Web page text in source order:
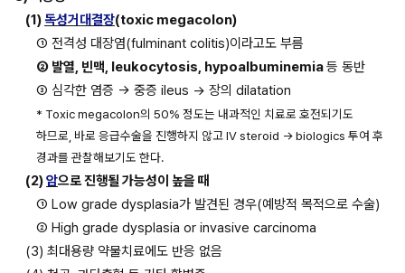
(1) 독성거대결장(toxic megacolon)
① 전격성 대장염(fulminant colitis)이라고도 부름
② 발열, 빈맥, leukocytosis, hypoalbuminemia 등 동반
③ 심각한 염증 → 중증 ileus → 장의 dilatation
* Toxic megacolon의 50% 정도는 내과적인 치료로 호전되기도
하므로, 바로 응급수술을 진행하지 않고 IV steroid → biologics 투여 후
경과를 관찰해보기도 한다.
(2) 암으로 진행될 가능성이 높을 때
① Low grade dysplasia가 발견된 경우(예방적 목적으로 수술)
② High grade dysplasia or invasive carcinoma
(3) 최대용량 약물치료에도 반응 없음